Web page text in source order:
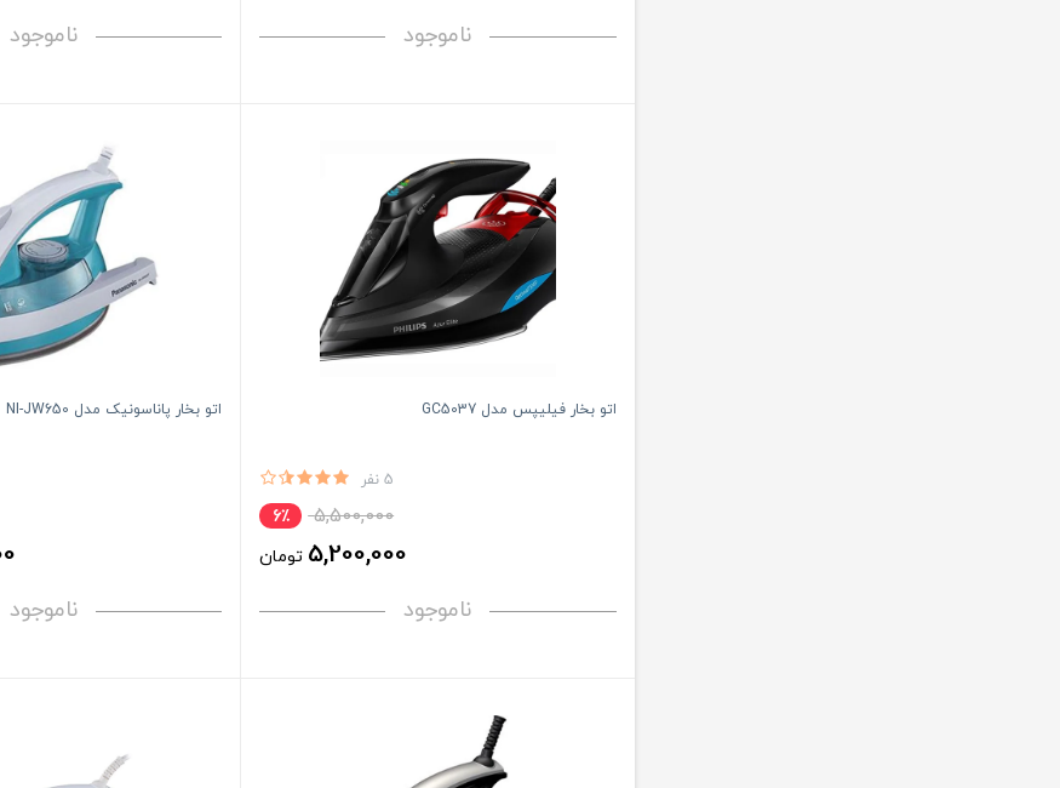
ناموجود ناموجود
اتو بخار فیلیپس مدل GC5037
5 نفر
5,500,000 6٪
5,200,000 تومان
ناموجود
اتو بخار پاناسونیک مدل NI-JW650
ناموجود